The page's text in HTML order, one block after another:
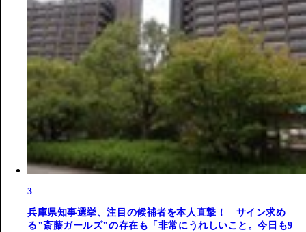
3
兵庫県知事選挙、注目の候補者を本人直撃！ サイン求め
る"斎藤ガールズ"の存在も「非常にうれしいこと。今日も9